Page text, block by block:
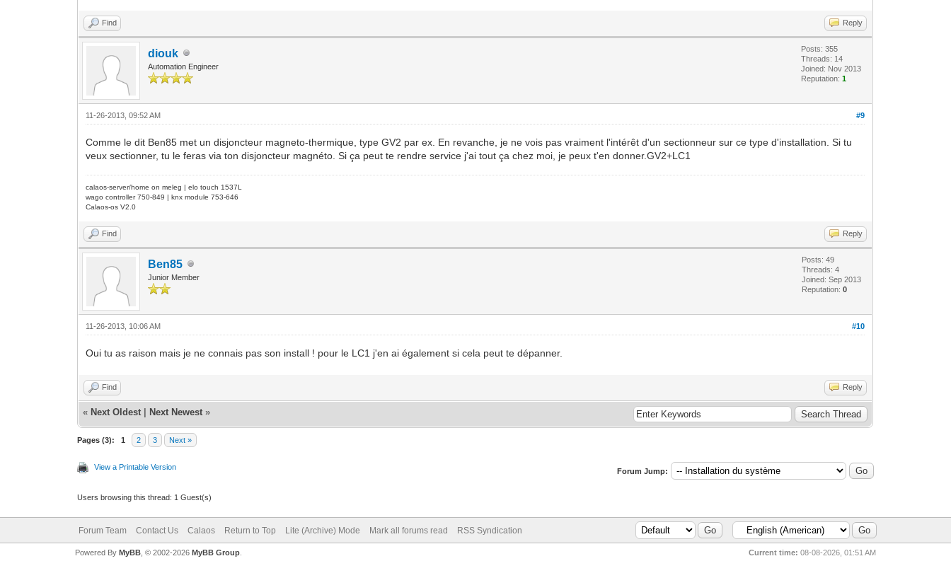
Find Reply
diouk
Automation Engineer
Posts: 355
Threads: 14
Joined: Nov 2013
Reputation:1
#9
11-26-2013, 09:52 AM
Comme le dit Ben85 met un disjoncteur magneto-thermique, type GV2 par ex. En revanche, je ne vois pas vraiment l'intérêt d'un sectionneur sur ce type d'installation. Si tu
veux sectionner, tu le feras via ton disjoncteur magnéto. Si ça peut te rendre service j'ai tout ça chez moi, je peux t'en donner.GV2+LC1
calaos-server/home on meleg | elo touch 1537L
wago controller 750-849 | knx module 753-646
Calaos-os V2.0
Find Reply
Ben85
Junior Member
Posts: 49
Threads: 4
Joined: Sep 2013
Reputation:0
#10
11-26-2013, 10:06 AM
Oui tu as raison mais je ne connais pas son install ! pour le LC1 j'en ai également si cela peut te dépanner.
Find Reply
« Next Oldest Next Newest »
Pages (3): 1 2 3 Next »
View a Printable Version Forum Jump:
Users browsing this thread: 1 Guest(s)
Forum Team Contact Us Calaos Return to Top Lite (Archive) Mode Mark all forums read RSS Syndication
Current time: 08-08-2026, 01:51 AM
Powered By MyBB, © 2002-2026 MyBB Group.